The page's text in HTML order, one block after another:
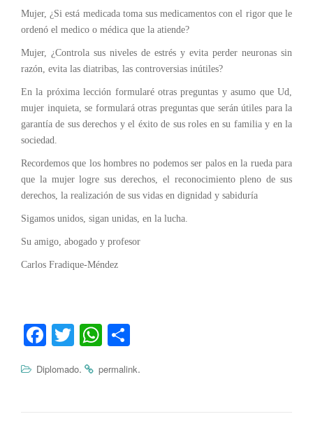
Mujer, ¿Si está medicada toma sus medicamentos con el rigor que le
ordenó el medico o médica que la atiende?
Mujer, ¿Controla sus niveles de estrés y evita perder neuronas sin
razón, evita las diatribas, las controversias inútiles?
En la próxima lección formularé otras preguntas y asumo que Ud,
mujer inquieta, se formulará otras preguntas que serán útiles para la
garantía de sus derechos y el éxito de sus roles en su familia y en la
sociedad.
Recordemos que los hombres no podemos ser palos en la rueda para
que la mujer logre sus derechos, el reconocimiento pleno de sus
derechos, la realización de sus vidas en dignidad y sabiduría
Sigamos unidos, sigan unidas, en la lucha.
Su amigo, abogado y profesor
Carlos Fradique-Méndez
Fa
bo
T
tte
W
ts
m
Diplomado. permalink.